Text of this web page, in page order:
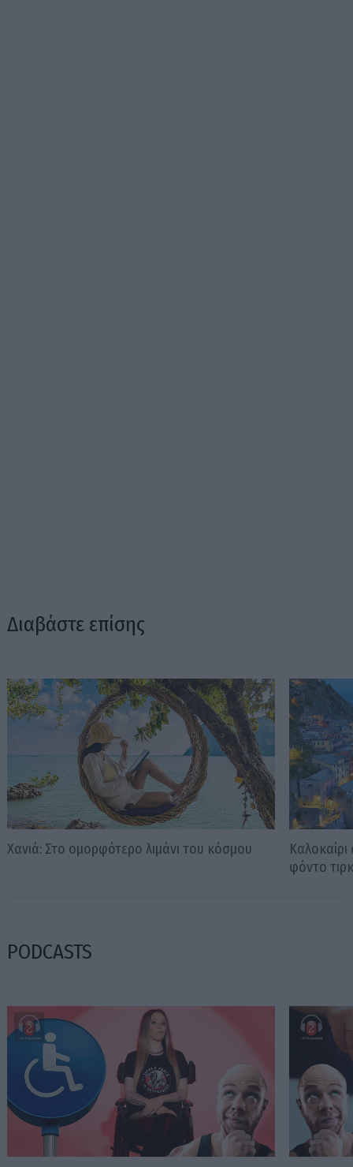
Διαβάστε επίσης
Χανιά: Στο ομορφότερο λιμάνι του κόσμου
φόντο
PODCASTS